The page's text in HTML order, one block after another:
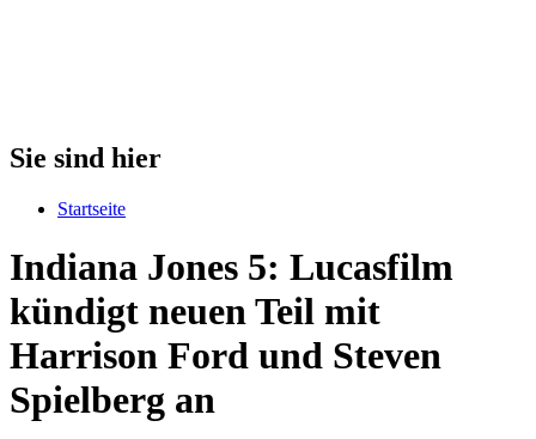
Sie sind hier
Startseite
Indiana Jones 5: Lucasfilm
kündigt neuen Teil mit
Harrison Ford und Steven
Spielberg an